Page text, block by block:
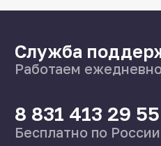
О нас
Статьи